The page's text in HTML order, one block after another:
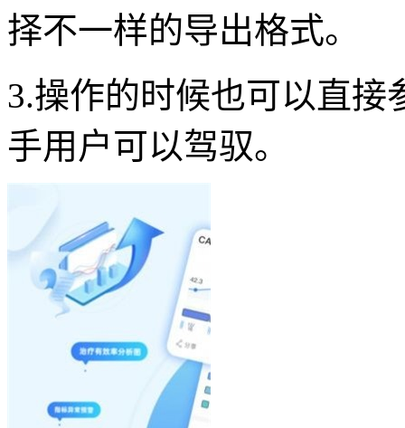
择不一样的导出格式。
3.操作的时候也可以直
手用户可以驾驭。